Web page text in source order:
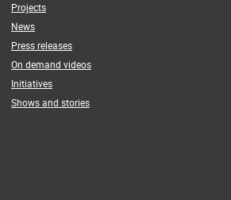
Projects
News
Press releases
On demand videos
Initiatives
Shows and stories